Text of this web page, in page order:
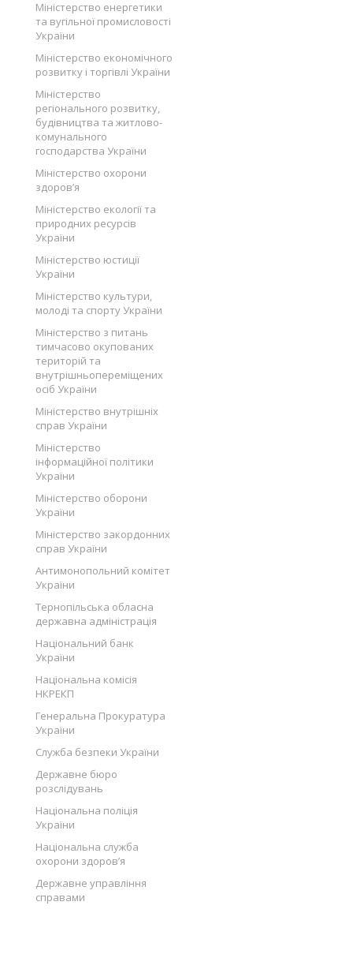
Міністерство енергетики
та вугільної промисловості
України
Міністерство економічного
розвитку і торгівлі України
Міністерство
регіонального розвитку,
будівництва та житлово-
комунального
господарства України
Міністерство охорони
здоров’я
Міністерство екології та
природних ресурсів
України
Міністерство юстиції
України
Міністерство культури,
молоді та спорту України
Міністерство з питань
тимчасово окупованих
територій та
внутрішньопереміщених
осіб України
Міністерство внутрішніх
справ України
Міністерство
інформаційної політики
України
Міністерство оборони
України
Міністерство закордонних
справ України
Антимонопольний комітет
України
Тернопільська обласна
державна адміністрація
Національний банк
України
Національна комісія
НКРЕКП
Генеральна Прокуратура
України
Служба безпеки України
Державне бюро
розслідувань
Національна поліція
України
Національна служба
охорони здоров’я
Державне управління
справами